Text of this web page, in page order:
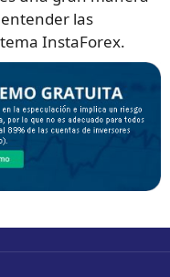
las
InstaForex.